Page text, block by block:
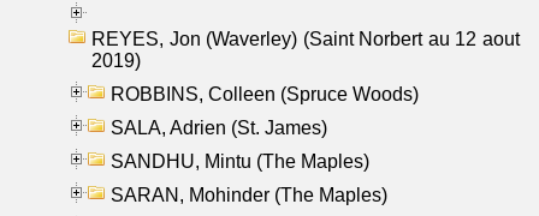
REYES, Jon (Waverley) (Saint Norbert au 12 aout
2019)
ROBBINS, Colleen (Spruce Woods)
SALA, Adrien (St. James)
SANDHU, Mintu (The Maples)
SARAN, Mohinder (The Maples)